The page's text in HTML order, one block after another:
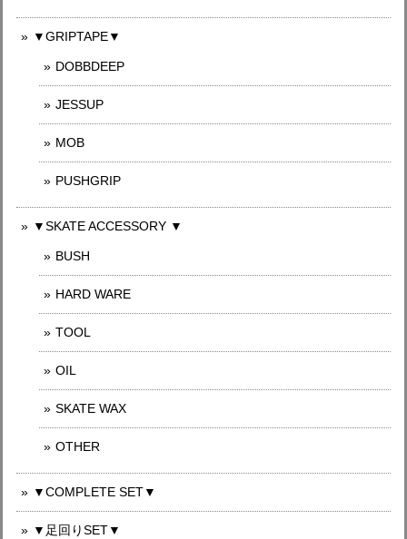
▼GRIPTAPE▼
DOBBDEEP
JESSUP
MOB
PUSHGRIP
▼SKATE ACCESSORY ▼
BUSH
HARD WARE
TOOL
OIL
SKATE WAX
OTHER
▼COMPLETE SET▼
▼足回りSET▼